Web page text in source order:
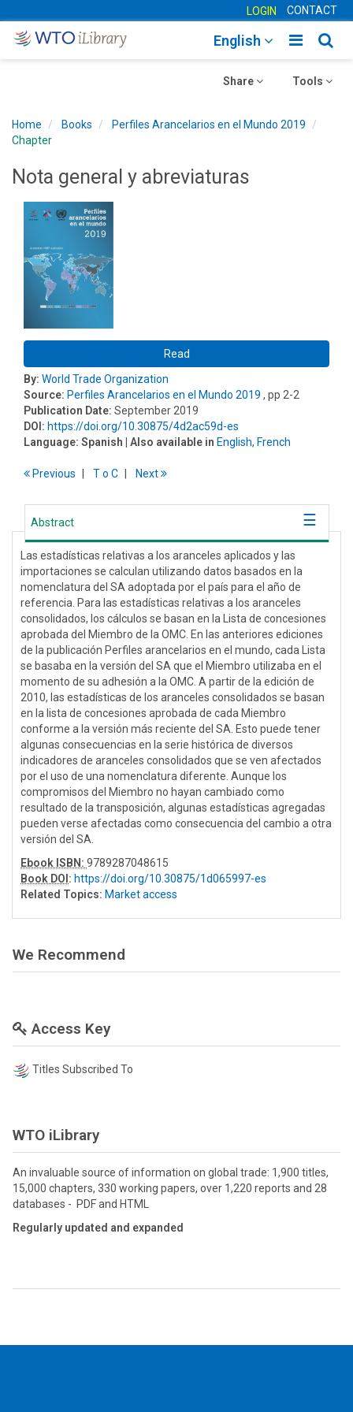
LOGIN CONTACT
Toggle
English
Toggle
Tools
Toggle
Share
Home Books
Perfiles Arancelarios en el Mundo 2019
Chapter
Nota general y abreviaturas
Read
By: World Trade Organization
Source: Perfiles Arancelarios en el Mundo 2019 , pp 2-2
Publication Date: September 2019
DOI: https://doi.org/10.30875/4d2ac59d-es
Language: Spanish | Also available in English, French
Previous To C Next
Abstract
Las estadísticas relativas a los aranceles aplicados y las
importaciones se calculan utilizando datos basados en la
nomenclatura del SA adoptada por el país para el año de
referencia. Para las estadísticas relativas a los aranceles
consolidados, los cálculos se basan en la Lista de concesiones
aprobada del Miembro de la OMC. En las anteriores ediciones
de la publicación Perfiles arancelarios en el mundo, cada Lista
se basaba en la versión del SA que el Miembro utilizaba en el
momento de su adhesión a la OMC. A partir de la edición de
2010, las estadísticas de los aranceles consolidados se basan
en la lista de concesiones aprobada de cada Miembro
conforme a la versión más reciente del SA. Esto puede tener
algunas consecuencias en la serie histórica de diversos
indicadores de aranceles consolidados que se ven afectados
por el uso de una nomenclatura diferente. Aunque los
compromisos del Miembro no hayan cambiado como
resultado de la transposición, algunas estadísticas agregadas
pueden verse afectadas como consecuencia del cambio a otra
versión del SA.
Ebook ISBN: 9789287048615
Book DOI : https://doi.org/10.30875/1d065997-es
Related Topics: Market access
We Recommend
Access Key
Titles Subscribed To
WTO iLibrary
An invaluable source of information on global trade: 1,900 titles,
15,000 chapters, 330 working papers, over 1,220 reports and 28
databases - PDF and HTML
Regularly updated and expanded